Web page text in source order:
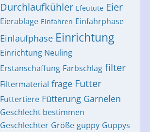
Durchlaufkühler Efeutute Eier
Eierablage Einfahren Einfahrphase
Einlaufphase Einrichtung
Einrichtung Neuling
Erstanschaffung Farbschlag filter
Filtermaterial frage Futter
Futtertiere Fütterung Garnelen
Geschlecht bestimmen
Geschlechter Größe guppy Guppys